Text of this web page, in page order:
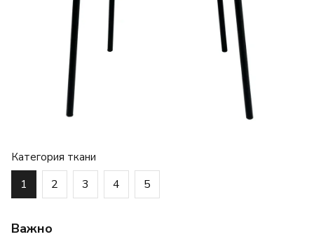
Категория ткани
1 2 3 4 5
Важно